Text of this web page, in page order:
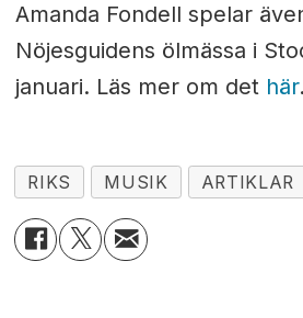
Amanda Fondell spelar
Nöjesguidens ölmässa i
januari. Läs mer om det här.
RIKS MUSIK ARTIKLAR